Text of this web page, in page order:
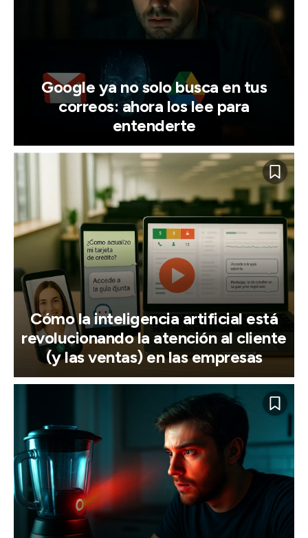
Google ya no solo busca en tus
correos: ahora los lee para
entenderte
Cómo la inteligencia artificial está
revolucionando la atención al cliente
(y las ventas) en las empresas